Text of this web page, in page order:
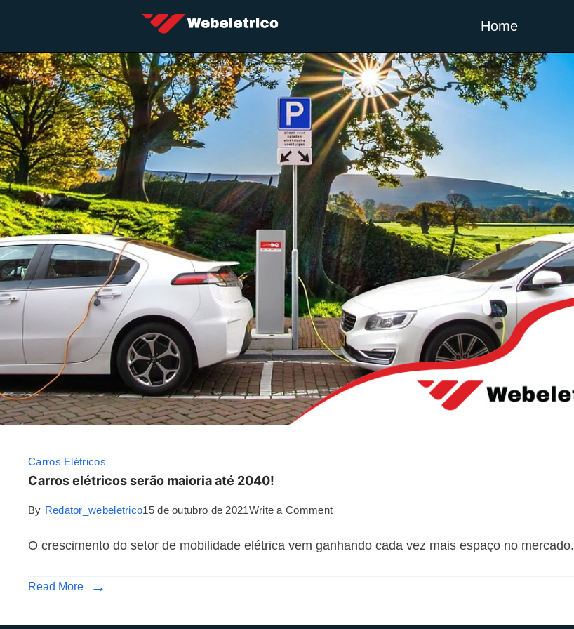
Home
Carros Elétricos
Carros elétricos serão maioria até 2040!
By Redator_webeletrico15 de outubro de 2021Write a Comment
O crescimento do setor de mobilidade elétrica vem ganhando cada vez mais espaço no mercado.
Read More